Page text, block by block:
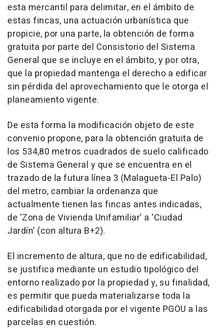
esta mercantil para delimitar, en el ámbito de
estas fincas, una actuación urbanística que
propicie, por una parte, la obtención de forma
gratuita por parte del Consistorio del Sistema
General que se incluye en el ámbito, y por otra,
que la propiedad mantenga el derecho a edificar
sin pérdida del aprovechamiento que le otorga el
planeamiento vigente.
De esta forma la modificación objeto de este
convenio propone, para la obtención gratuita de
los 534,80 metros cuadrados de suelo calificado
de Sistema General y que se encuentra en el
trazado de la futura línea 3 (Malagueta-El Palo)
del metro, cambiar la ordenanza que
actualmente tienen las fincas antes indicadas,
de 'Zona de Vivienda Unifamiliar' a 'Ciudad
Jardín' (con altura B+2).
El incremento de altura, que no de edificabilidad,
se justifica mediante un estudio tipológico del
entorno realizado por la propiedad y, su finalidad,
es permitir que pueda materializarse toda la
edificabilidad otorgada por el vigente PGOU a las
parcelas en cuestión.